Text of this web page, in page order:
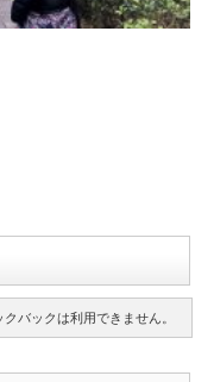
クバックは利用できません。